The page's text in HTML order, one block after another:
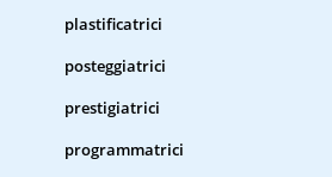
plastificatrici
posteggiatrici
prestigiatrici
programmatrici